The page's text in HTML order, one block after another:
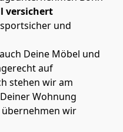
versichert
und
Deine Möbel und
auf
stehen wir am
Wohnung
übernehmen wir